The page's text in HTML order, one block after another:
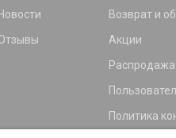
Возврат и
Акции
Распродажа
Политика